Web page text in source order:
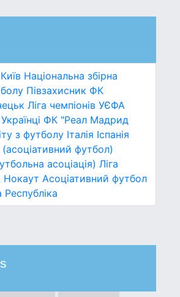
Національна збірна
Півзахисник ФК
Ліга чемпіонів УЄФА
Українці ФК "Реал Мадрид
з футболу Італія Іспанія
футбол)
асоціація) Ліга
Нокаут Асоціативний футбол
Республіка